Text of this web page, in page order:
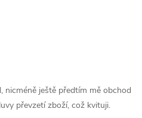
nicméně ještě předtím mě obchod
převzetí zboží, což kvituji.